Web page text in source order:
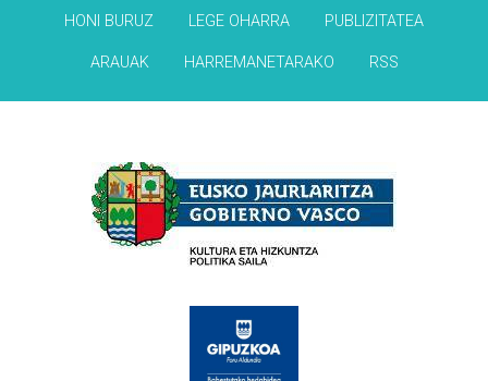
HONI BURUZ LEGE OHARRA PUBLIZITATEA
ARAUAK HARREMANETARAKO RSS